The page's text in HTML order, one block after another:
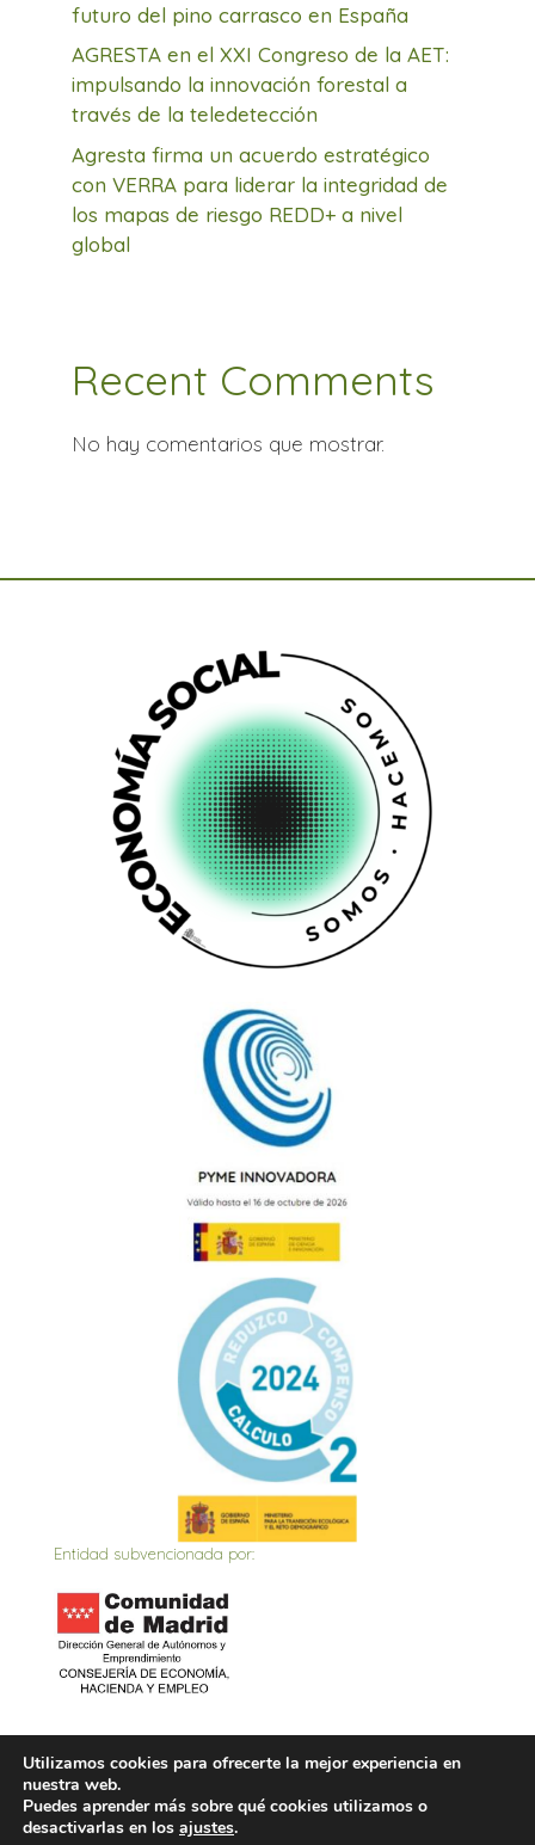
futuro del pino carrasco en España
AGRESTA en el XXI Congreso de la AET:
impulsando la innovación forestal a
través de la teledetección
Agresta firma un acuerdo estratégico
con VERRA para liderar la integridad de
los mapas de riesgo REDD+ a nivel
global
Recent Comments
No hay comentarios que mostrar.
Entidad subvencionada por:
Política de CookiesAviso Legal
Utilizamos cookies para ofrecerte la mejor experiencia en
nuestra web.
Puedes aprender más sobre qué cookies utilizamos o
desactivarlas en los ajustes.